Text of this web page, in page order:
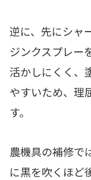
逆に、先にシャ
ジンクスプレー
活かしにくく、
やすいため、理
す。
農機具の補修で
に黒を吹くほど